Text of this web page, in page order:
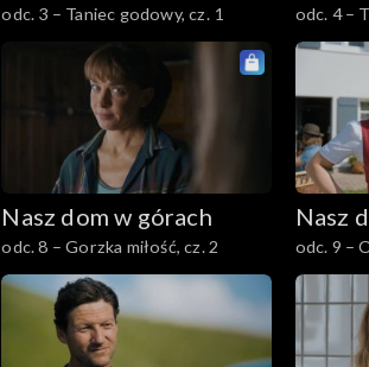
odc. 3 – Taniec godowy, cz. 1 odc. 4 –
Nasz dom w górach
odc. 8 – Gorzka miłość, cz. 2
Nasz
odc. 9 –